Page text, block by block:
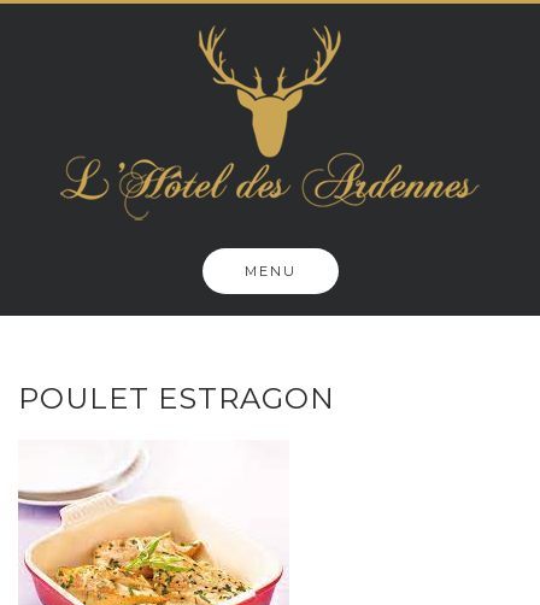
MENU
POULET ESTRAGON